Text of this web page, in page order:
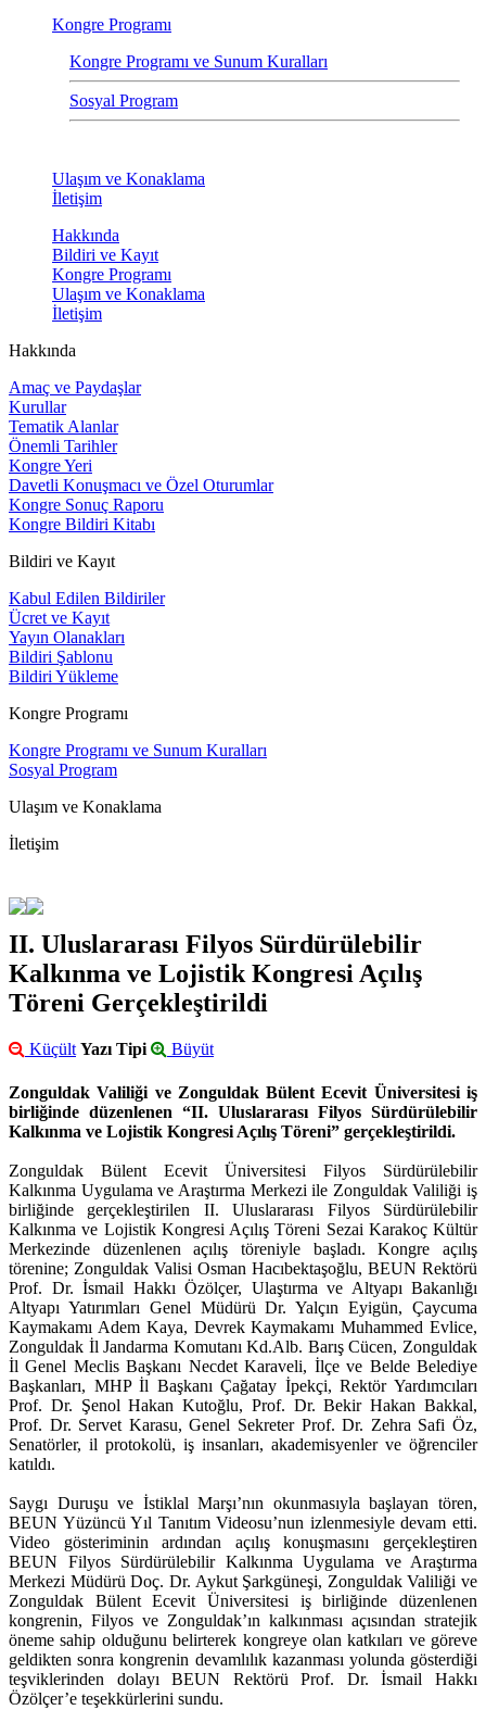
Kongre Programı
Kongre Programı ve Sunum Kuralları
Sosyal Program
Ulaşım ve Konaklama
İletişim
Hakkında
Bildiri ve Kayıt
Kongre Programı
Ulaşım ve Konaklama
İletişim
Hakkında
Amaç ve Paydaşlar
Kurullar
Tematik Alanlar
Önemli Tarihler
Kongre Yeri
Davetli Konuşmacı ve Özel Oturumlar
Kongre Sonuç Raporu
Kongre Bildiri Kitabı
Bildiri ve Kayıt
Kabul Edilen Bildiriler
Ücret ve Kayıt
Yayın Olanakları
Bildiri Şablonu
Bildiri Yükleme
Kongre Programı
Kongre Programı ve Sunum Kuralları
Sosyal Program
Ulaşım ve Konaklama
İletişim
II. Uluslararası Filyos Sürdürülebilir
Kalkınma ve Lojistik Kongresi Açılış
Töreni Gerçekleştirildi
Küçült Yazı Tipi Büyüt
Zonguldak Valiliği ve Zonguldak Bülent Ecevit Üniversitesi iş
birliğinde düzenlenen “II. Uluslararası Filyos Sürdürülebilir
Kalkınma ve Lojistik Kongresi Açılış Töreni” gerçekleştirildi.
Zonguldak Bülent Ecevit Üniversitesi Filyos Sürdürülebilir
Kalkınma Uygulama ve Araştırma Merkezi ile Zonguldak Valiliği iş
birliğinde gerçekleştirilen II. Uluslararası Filyos Sürdürülebilir
Kalkınma ve Lojistik Kongresi Açılış Töreni Sezai Karakoç Kültür
Merkezinde düzenlenen açılış töreniyle başladı. Kongre açılış
törenine; Zonguldak Valisi Osman Hacıbektaşoğlu, BEUN Rektörü
Prof. Dr. İsmail Hakkı Özölçer, Ulaştırma ve Altyapı Bakanlığı
Altyapı Yatırımları Genel Müdürü Dr. Yalçın Eyigün, Çaycuma
Kaymakamı Adem Kaya, Devrek Kaymakamı Muhammed Evlice,
Zonguldak İl Jandarma Komutanı Kd.Alb. Barış Cücen, Zonguldak
İl Genel Meclis Başkanı Necdet Karaveli, İlçe ve Belde Belediye
Başkanları, MHP İl Başkanı Çağatay İpekçi, Rektör Yardımcıları
Prof. Dr. Şenol Hakan Kutoğlu, Prof. Dr. Bekir Hakan Bakkal,
Prof. Dr. Servet Karasu, Genel Sekreter Prof. Dr. Zehra Safi Öz,
Senatörler, il protokolü, iş insanları, akademisyenler ve öğrenciler
katıldı.
Saygı Duruşu ve İstiklal Marşı’nın okunmasıyla başlayan tören,
BEUN Yüzüncü Yıl Tanıtım Videosu’nun izlenmesiyle devam etti.
Video gösteriminin ardından açılış konuşmasını gerçekleştiren
BEUN Filyos Sürdürülebilir Kalkınma Uygulama ve Araştırma
Merkezi Müdürü Doç. Dr. Aykut Şarkgüneşi, Zonguldak Valiliği ve
Zonguldak Bülent Ecevit Üniversitesi iş birliğinde düzenlenen
kongrenin, Filyos ve Zonguldak’ın kalkınması açısından stratejik
öneme sahip olduğunu belirterek kongreye olan katkıları ve göreve
geldikten sonra kongrenin devamlılık kazanması yolunda gösterdiği
teşviklerinden dolayı BEUN Rektörü Prof. Dr. İsmail Hakkı
Özölçer’e teşekkürlerini sundu.